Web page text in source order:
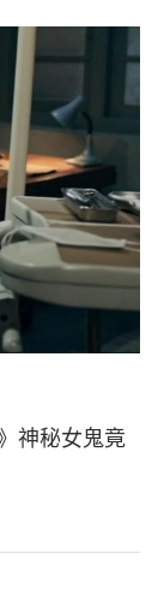
神秘女鬼竟